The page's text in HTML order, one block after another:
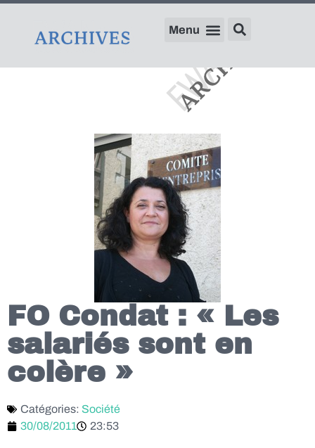
FO Condat : « Les
salariés sont en
colère »
Catégories: Société
30/08/2011
23:53